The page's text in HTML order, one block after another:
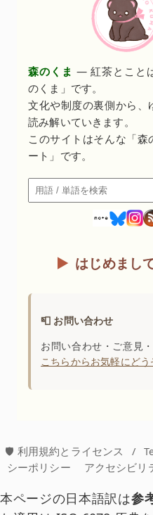
森のくま — 紅茶とこと
のくま」です。
文化や制度の裏側から、
読み解いていきます。
このサイトはそんな「森
ート」です。
検索
はじめまし
📮 お問い合わせ
お問い合わせ・ご意見
こちらからお気軽にどう
🛡️ 利用規約とライセンス /
シーポリシー
アクセシビリ
本ページの日本語訳は参